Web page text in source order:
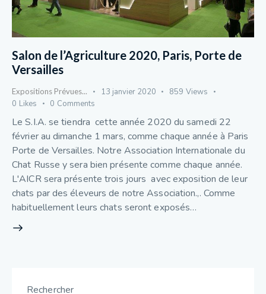
Salon de l’Agriculture 2020, Paris, Porte de
Versailles
Expositions Prévues... 13 janvier 2020 859 Views
0 Likes 0 Comments
Le S.I.A. se tiendra cette année 2020 du samedi 22
février au dimanche 1 mars, comme chaque année à Paris
Porte de Versailles. Notre Association Internationale du
Chat Russe y sera bien présente comme chaque année.
L'AICR sera présente trois jours avec exposition de leur
chats par des éleveurs de notre Association.,. Comme
habituellement leurs chats seront exposés…
Rechercher